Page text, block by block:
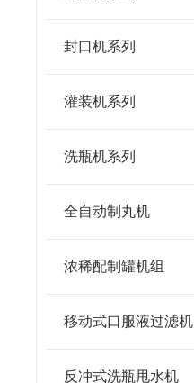
封口机系列
灌装机系列
洗瓶机系列
全自动制丸机
浓稀配制罐机组
移动式口服液过滤机
反冲式洗瓶甩水机